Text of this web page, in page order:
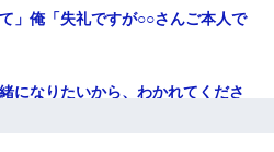
」俺「失礼ですが○○さんご本人で
になりたいから、わかれてくださ